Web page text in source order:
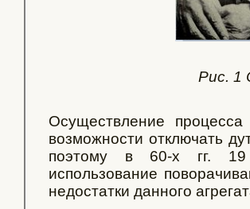
Рис. 1
Осуществление
возможности отключать
поэтому в 60-х гг.
использование
недостатки данного